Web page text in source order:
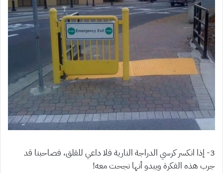
3- إذا انكسر كرسي الدراجة النارية فلا داعي للقلق، فصاحبنا قد
جرب هذه الفكرة ويبدو أنها نجحت معه!